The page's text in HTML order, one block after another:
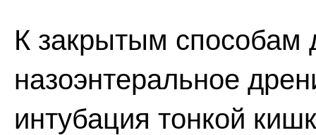
К закрытым способам
назоэнтеральное
интубация тонкой